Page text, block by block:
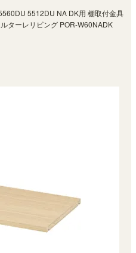
5512DU NA DK用 棚取付金具
ターレリビング POR-W60NADK